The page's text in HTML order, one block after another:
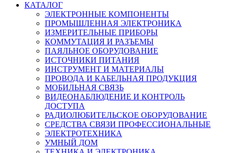
КАТАЛОГ
ЭЛЕКТРОННЫЕ КОМПОНЕНТЫ
ПРОМЫШЛЕННАЯ ЭЛЕКТРОНИКА
ИЗМЕРИТЕЛЬНЫЕ ПРИБОРЫ
КОММУТАЦИЯ И РАЗЪЕМЫ
ПАЯЛЬНОЕ ОБОРУДОВАНИЕ
ИСТОЧНИКИ ПИТАНИЯ
ИНСТРУМЕНТ И МАТЕРИАЛЫ
ПРОВОДА И КАБЕЛЬНАЯ ПРОДУКЦИЯ
МОБИЛЬНАЯ СВЯЗЬ
ВИДЕОНАБЛЮДЕНИЕ И КОНТРОЛЬ
ДОСТУПА
РАДИОЛЮБИТЕЛЬСКОЕ ОБОРУДОВАНИЕ
СРЕДСТВА СВЯЗИ ПРОФЕССИОНАЛЬНЫЕ
ЭЛЕКТРОТЕХНИКА
УМНЫЙ ДОМ